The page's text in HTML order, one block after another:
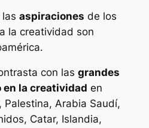
aspiraciones de los
la creatividad son
con las grandes
en la creatividad en
Palestina, Arabia Saudí,
Catar, Islandia,